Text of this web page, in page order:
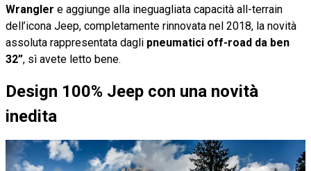
Wrangler e aggiunge alla ineguagliata capacità all-terrain
dell’icona Jeep, completamente rinnovata nel 2018, la novità
assoluta rappresentata dagli pneumatici off-road da ben
32”, sì avete letto bene.
Design 100% Jeep con una novità
inedita